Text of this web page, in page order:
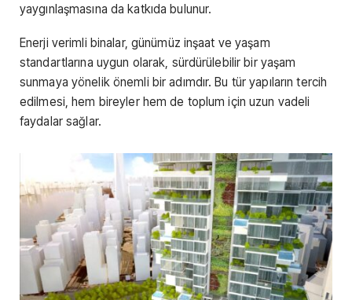
yaygınlaşmasına da katkıda bulunur.
Enerji verimli binalar, günümüz inşaat ve yaşam
standartlarına uygun olarak, sürdürülebilir bir yaşam
sunmaya yönelik önemli bir adımdır. Bu tür yapıların tercih
edilmesi, hem bireyler hem de toplum için uzun vadeli
faydalar sağlar.